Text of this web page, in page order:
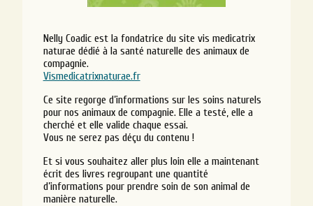
Nelly Coadic est la fondatrice du site vis medicatrix
naturae dédié à la santé naturelle des animaux de
compagnie.
Vismedicatrixnaturae.fr
Ce site regorge d’informations sur les soins naturels
pour nos animaux de compagnie. Elle a testé, elle a
cherché et elle valide chaque essai.
Vous ne serez pas déçu du contenu !
Et si vous souhaitez aller plus loin elle a maintenant
écrit des livres regroupant une quantité
d’informations pour prendre soin de son animal de
manière naturelle.